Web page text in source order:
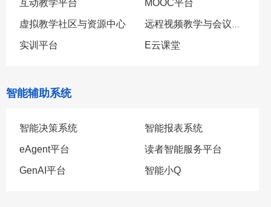
互动教学平台 MOOC平台
虚拟教学社区与资源中心 远程视频教学与会议系
统
实训平台 E云课堂
智能辅助系统
智能决策系统 智能报表系统
eAgent平台 读者智能服务平台
GenAI平台 智能小Q